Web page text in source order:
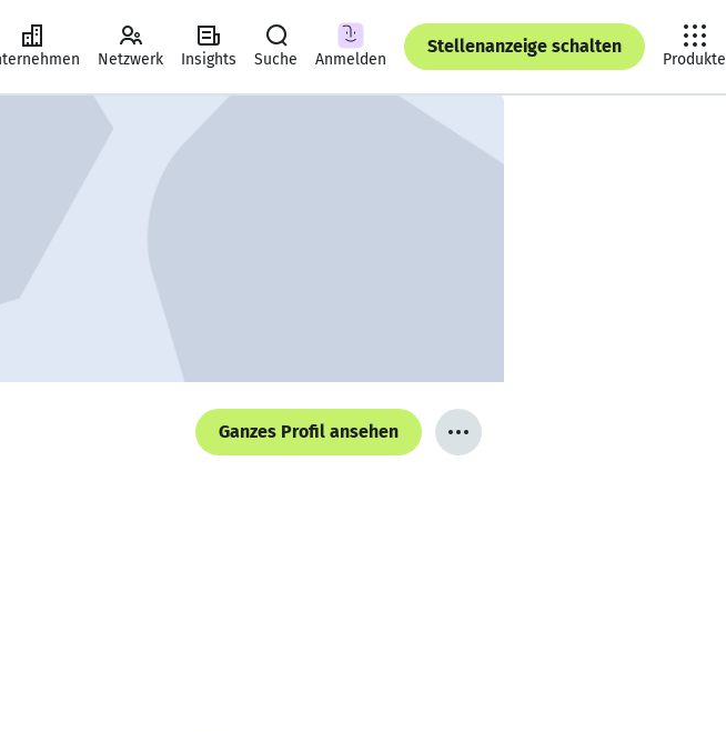
Netzwerk Insights Suche Anmelden
Stellenanzeige schalten
Produkte
Ganzes Profil ansehen